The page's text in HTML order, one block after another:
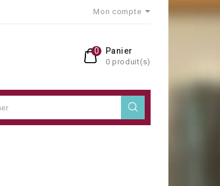
Mon compte
Panier
0 produit(s)
0